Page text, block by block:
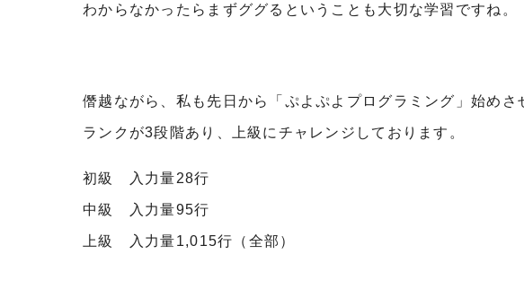
わからなかったらまずググるということも大切な学習ですね。
僭越ながら、私も先日から「ぷよぷよプログラミング」始めさ
ランクが3段階あり、上級にチャレンジしております。
初級 入力量28行
中級 入力量95行
上級 入力量1,015行（全部）